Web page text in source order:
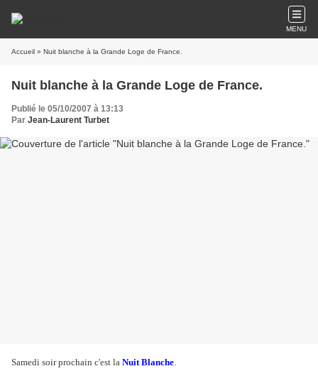
MENU
Accueil » Nuit blanche à la Grande Loge de France.
Nuit blanche à la Grande Loge de France.
Publié le 05/10/2007 à 13:13
Par Jean-Laurent Turbet
Samedi soir prochain c'est la Nuit Blanche.